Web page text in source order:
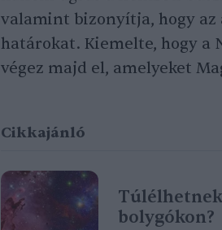
valamint bizonyítja, hogy az
határokat. Kiemelte, hogy a
végez majd el, amelyeket
Cikkajánló
bolygókon?